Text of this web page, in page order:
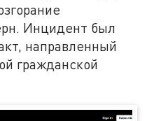
Инцидент был
направленный
гражданской